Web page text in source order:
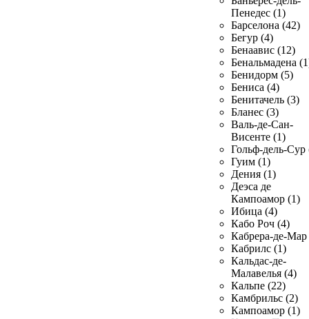
Пенедес (1)
Барселона (42)
Бегур (4)
Бенаавис (12)
Бенальмадена
Бенидорм (5)
Бениса (4)
Бенитачель (3)
Бланес (3)
Валь-де-Сан-
Висенте (1)
Гольф-дель-Сур
Гуим (1)
Дения (1)
Деэса де
Кампоамор (1)
Ибица (4)
Кабо Роч (4)
Кабрера-де-Мар
Кабрилс (1)
Кальдас-де-
Малавелья (4)
Кальпе (22)
Камбрильс (2)
Кампоамор (1)